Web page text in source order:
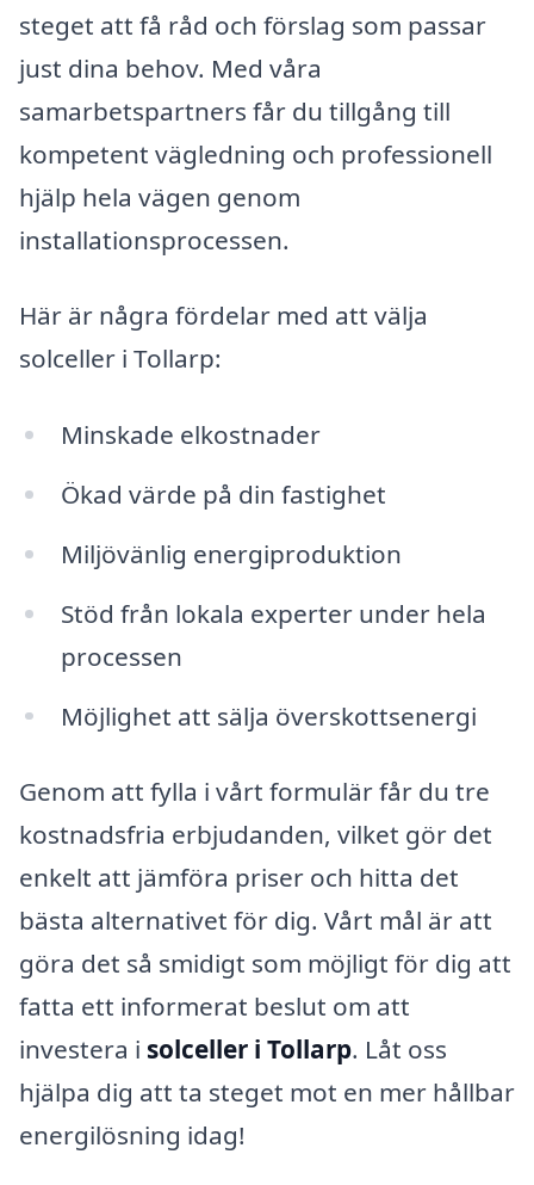
steget att få råd och förslag som passar
just dina behov. Med våra
samarbetspartners får du tillgång till
kompetent vägledning och professionell
hjälp hela vägen genom
installationsprocessen.
Här är några fördelar med att välja
solceller i Tollarp:
Minskade elkostnader
Ökad värde på din fastighet
Miljövänlig energiproduktion
Stöd från lokala experter under hela
processen
Möjlighet att sälja överskottsenergi
Genom att fylla i vårt formulär får du tre
kostnadsfria erbjudanden, vilket gör det
enkelt att jämföra priser och hitta det
bästa alternativet för dig. Vårt mål är att
göra det så smidigt som möjligt för dig att
fatta ett informerat beslut om att
investera i solceller i Tollarp. Låt oss
hjälpa dig att ta steget mot en mer hållbar
energilösning idag!